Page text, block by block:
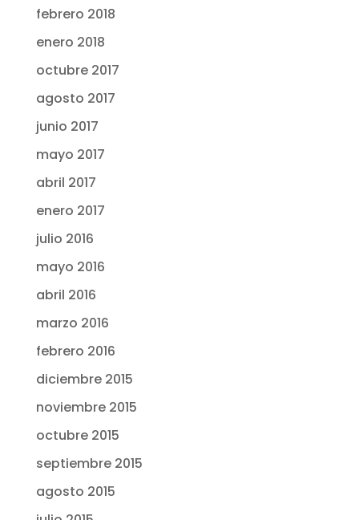
febrero 2018
enero 2018
octubre 2017
agosto 2017
junio 2017
mayo 2017
abril 2017
enero 2017
julio 2016
mayo 2016
abril 2016
marzo 2016
febrero 2016
diciembre 2015
noviembre 2015
octubre 2015
septiembre 2015
agosto 2015